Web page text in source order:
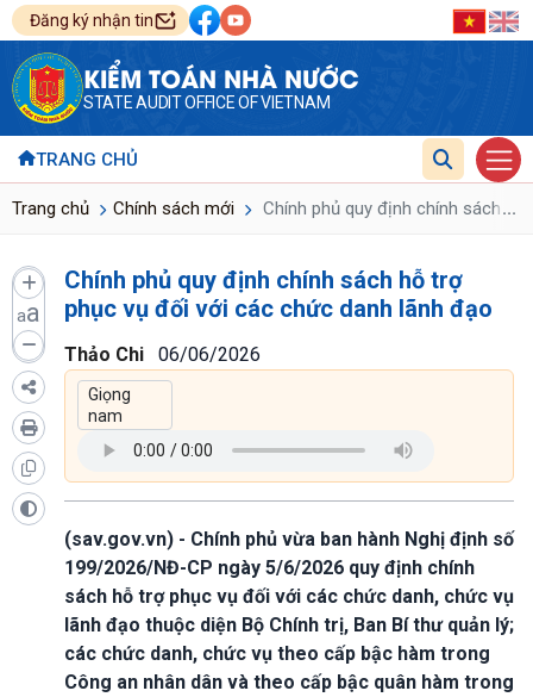
Đăng ký nhận tin
KIỂM TOÁN NHÀ NƯỚC
STATE AUDIT OFFICE OF VIETNAM
TRANG CHỦ
Trang chủ Chính sách mới Chính phủ quy định chính sách...
aa
Chính phủ quy định chính sách hỗ trợ
phục vụ đối với các chức danh lãnh đạo
Thảo Chi 06/06/2026
(sav.gov.vn) - Chính phủ vừa ban hành Nghị định số
199/2026/NĐ-CP ngày 5/6/2026 quy định chính
sách hỗ trợ phục vụ đối với các chức danh, chức vụ
lãnh đạo thuộc diện Bộ Chính trị, Ban Bí thư quản lý;
các chức danh, chức vụ theo cấp bậc hàm trong
Công an nhân dân và theo cấp bậc quân hàm trong